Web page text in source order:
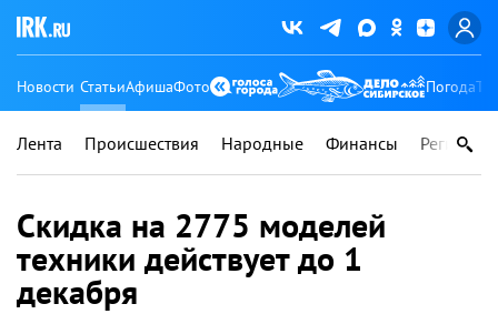
Новости СтатьиАфишаФото Погода
Лента Происшествия Народные Финансы Регионы
Cкидка на 2775 моделей
техники действует до 1
декабря